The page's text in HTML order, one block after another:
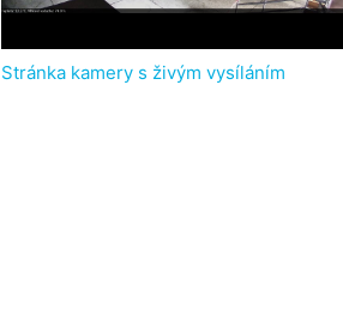
Stránka kamery s živým vysíláním